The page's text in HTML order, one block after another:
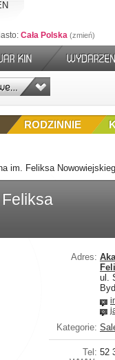
Cała Polska zmień
RODZINNIE
im. Feliksa
Adres:
ul.
Kategorie:
Tel: 52